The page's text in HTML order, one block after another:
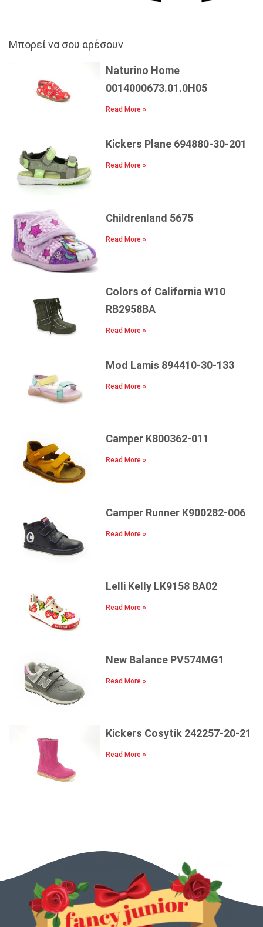
Μπορεί να σου αρέσουν
Naturino Home
0014000673.01.0H05
Read More »
Kickers Plane 694880-30-201
Read More »
Childrenland 5675
Read More »
Colors of California W10
RB2958BA
Read More »
Mod Lamis 894410-30-133
Read More »
Camper K800362-011
Read More »
Camper Runner K900282-006
Read More »
Lelli Kelly LK9158 BA02
Read More »
New Balance PV574MG1
Read More »
Kickers Cosytik 242257-20-21
Read More »